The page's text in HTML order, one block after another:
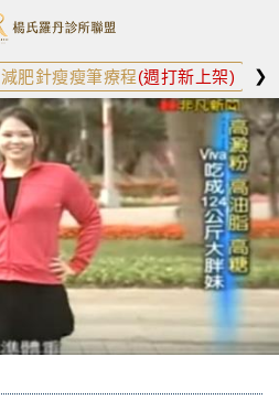
減肥針瘦瘦筆療程(週打新上架) ❯